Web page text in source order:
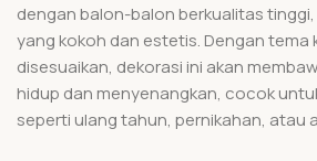
dengan balon-balon berkualitas
yang kokoh dan estetis. Dengan tema
disesuaikan, dekorasi ini akan
hidup dan menyenangkan, cocok
seperti ulang tahun, pernikahan, atau